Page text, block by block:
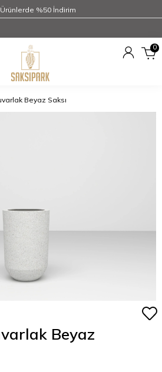
%50 İndirim
0
Beyaz Saksı
Beyaz